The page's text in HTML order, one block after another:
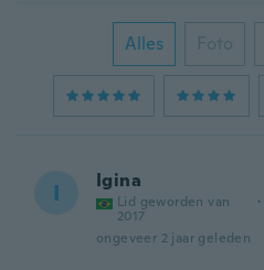
Alles Foto
I Igina
Lid geworden van
2017
·
ongeveer 2 jaar geleden